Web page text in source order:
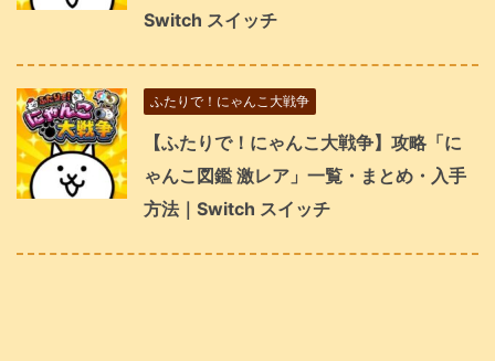
Switch スイッチ
ふたりで！にゃんこ大戦争
【ふたりで！にゃんこ大戦争】攻略「に
ゃんこ図鑑 激レア」一覧・まとめ・入手
方法｜Switch スイッチ